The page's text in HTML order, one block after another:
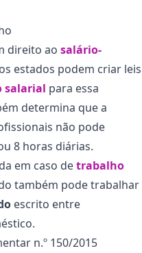
direito ao salário-
estados podem criar leis
salarial para essa
determina que a
não pode
8 horas diárias.
em caso detrabalho
também pode trabalhar
escrito entre
n.º 150/2015